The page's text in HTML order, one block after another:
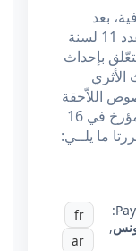
بعد
الاطّلاع على الدستور، وعلى القانون عدد 11 لسنة
في 25 فيفري 1988 المتعّلق بإحداث
الأثري
اللاّحقة
وآخرها القانون عدد 35 لسنة 2019 المؤرخ في 16
3 منه. قــررتا ما يلــي:
,
fr
ar